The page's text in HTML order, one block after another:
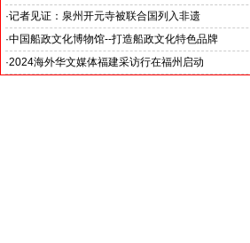
·记者见证：泉州开元寺被联合国列入非遗
·中国船政文化博物馆--打造船政文化特色品牌
·2024海外华文媒体福建采访行在福州启动